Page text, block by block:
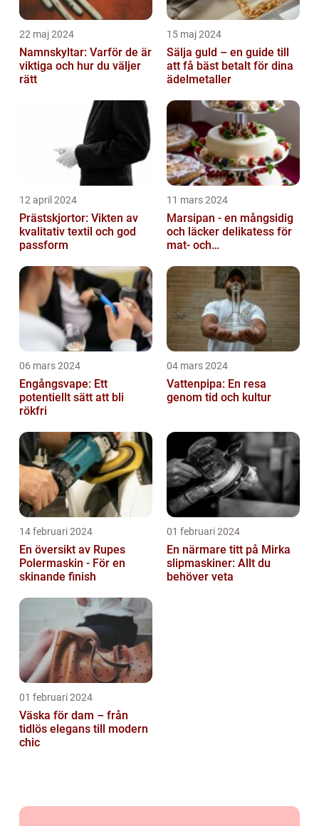
22 maj 2024
Namnskyltar: Varför de är
viktiga och hur du väljer
rätt
15 maj 2024
Sälja guld – en guide till
att få bäst betalt för dina
ädelmetaller
12 april 2024
Prästskjortor: Vikten av
kvalitativ textil och god
passform
11 mars 2024
Marsipan - en mångsidig
och läcker delikatess för
mat- och
06 mars 2024
Engångsvape: Ett
potentiellt sätt att bli
rökfri
04 mars 2024
Vattenpipa: En resa
genom tid och kultur
14 februari 2024
En översikt av Rupes
Polermaskin - För en
skinande finish
01 februari 2024
En närmare titt på Mirka
slipmaskiner: Allt du
behöver veta
01 februari 2024
Väska för dam – från
tidlös elegans till modern
chic